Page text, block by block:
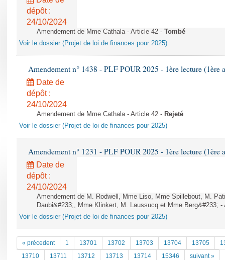
dépôt :
24/10/2024
Amendement de Mme Cathala - Article 42 - Tombé
Voir le dossier (Projet de loi de finances pour 2025)
Amendement n° 1438 - PLF POUR 2025 - 1ère lecture (1ère
Date de
dépôt :
24/10/2024
Amendement de Mme Cathala - Article 42 - Rejeté
Voir le dossier (Projet de loi de finances pour 2025)
Amendement n° 1231 - PLF POUR 2025 - 1ère lecture (1ère
Date de
dépôt :
24/10/2024
Amendement de M. Rodwell, Mme Liso, Mme Spillebout, M.
Daubi&#233;, Mme Klinkert, M. Laussucq et Mme Berg&#233;
Voir le dossier (Projet de loi de finances pour 2025)
« précedent 1 13701 13702 13703 13704 13705
13710
13711 13712 13713 13714 15346 suivant »